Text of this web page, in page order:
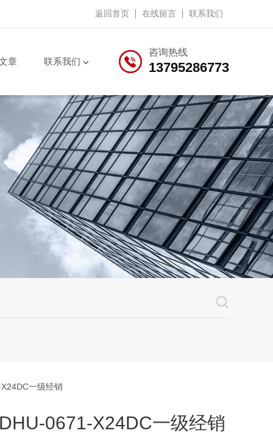
返回首页 在线留言 联系我们
咨询热线
13795286773
章 联系我们
一级经销
0671-X24DC一级经销